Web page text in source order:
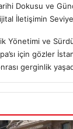
Dokusu ve
İletişimin
Yönetimi ve
için gözler
gerginlik